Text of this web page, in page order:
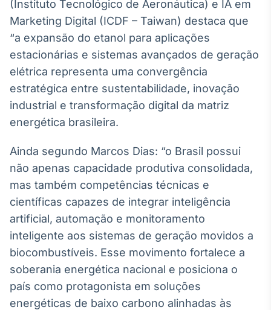
Tokenização
Em breve
Crédito
(Instituto Tecnológico de Aeronáutica) e IA em
Marketing Digital (ICDF – Taiwan) destaca que
“a expansão do etanol para aplicações
estacionárias e sistemas avançados de geração
elétrica representa uma convergência
estratégica entre sustentabilidade, inovação
industrial e transformação digital da matriz
energética brasileira.
Ainda segundo Marcos Dias: “o Brasil possui
não apenas capacidade produtiva consolidada,
mas também competências técnicas e
científicas capazes de integrar inteligência
artificial, automação e monitoramento
inteligente aos sistemas de geração movidos a
biocombustíveis. Esse movimento fortalece a
soberania energética nacional e posiciona o
país como protagonista em soluções
energéticas de baixo carbono alinhadas às